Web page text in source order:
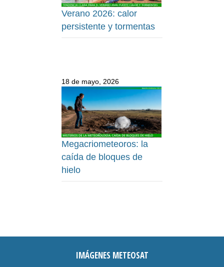
Verano 2026: calor
persistente y tormentas
18 de mayo, 2026
Megacriometeoros: la
caída de bloques de
hielo
IMÁGENES METEOSAT